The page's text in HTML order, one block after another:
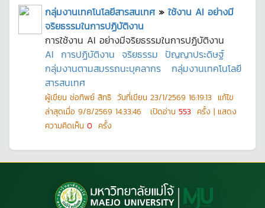
กลุ่มงานเทคโนโลยีสารสนเทศ » ใช้งาน AI อย่างมี
จริยธรรมในการปฏิบัติงาน
การใช้งาน AI อย่างมีจริยธรรมในการปฏิบัติงาน
AI การปฏิบัติงาน จริยธรรม ปัญญาประดิษฐ์
กลุ่มงานตามสมรรถนะบุคลากร
กลุ่มงานเทคโนโลยี
สารสนเทศ
ผู้เขียน ช่อทิพย์ สิทธิ วันที่เขียน 23/1/2569 16:19:13 แก้ไข
ล่าสุดเมื่อ 9/8/2569 14:33:46 เปิดอ่าน 553 ครั้ง | แสดง
ความคิดเห็น 0 ครั้ง